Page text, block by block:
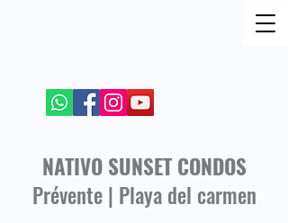
NATIVO SUNSET CONDOS
Prévente | Playa del carmen